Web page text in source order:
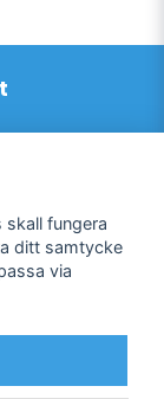
fungera
ditt samtycke
via